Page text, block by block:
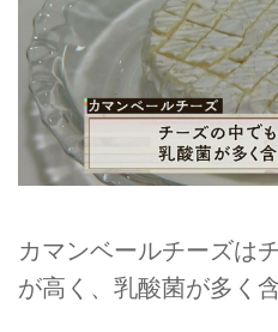
カマンベールチーズは
が高く、乳酸菌が多く